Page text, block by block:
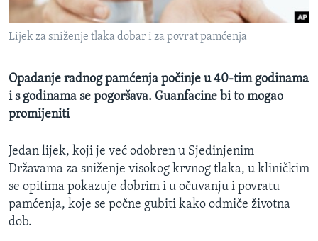
MAGAZIN
O GLASU AMERIKE
Learning English
PRATITE NAS
Jezici
Lijek za sniženje tlaka dobar i za povrat pamćenja
Opadanje radnog pamćenja počinje u 40-tim godinama
i s godinama se pogoršava. Guanfacine bi to mogao
promijeniti
Jedan lijek, koji je već odobren u Sjedinjenim
Državama za sniženje visokog krvnog tlaka, u kliničkim
se opitima pokazuje dobrim i u očuvanju i povratu
pamćenja, koje se počne gubiti kako odmiče životna
dob.